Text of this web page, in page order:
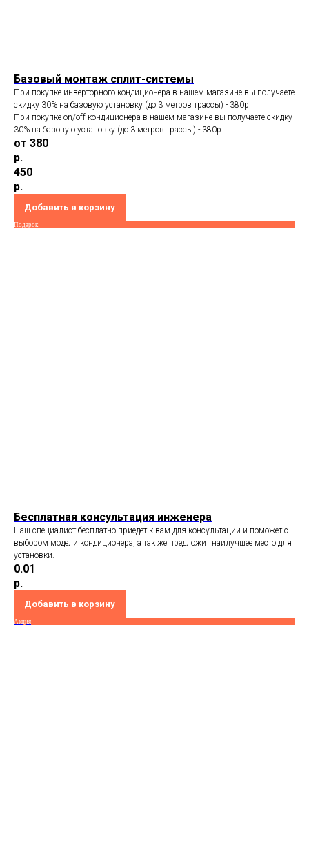
Базовый монтаж сплит-системы
При покупке инверторного кондиционера в нашем магазине вы получаете
скидку 30% на базовую установку (до 3 метров трассы) - 380p
При покупке on/off кондиционера в нашем магазине вы получаете скидку
30% на базовую установку (до 3 метров трассы) - 380p
от 380
р.
450
р.
Добавить в корзину
Подарок
Бесплатная консультация инженера
Наш специалист бесплатно приедет к вам для консультации и поможет с
выбором модели кондиционера, а так же предложит наилучшее место для
установки.
0.01
р.
Добавить в корзину
Акция